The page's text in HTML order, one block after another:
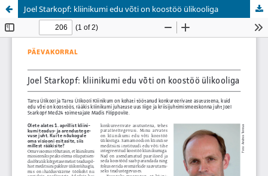
Joel Starkopf: kliinikumi edu võti on koostöö ülikooliga